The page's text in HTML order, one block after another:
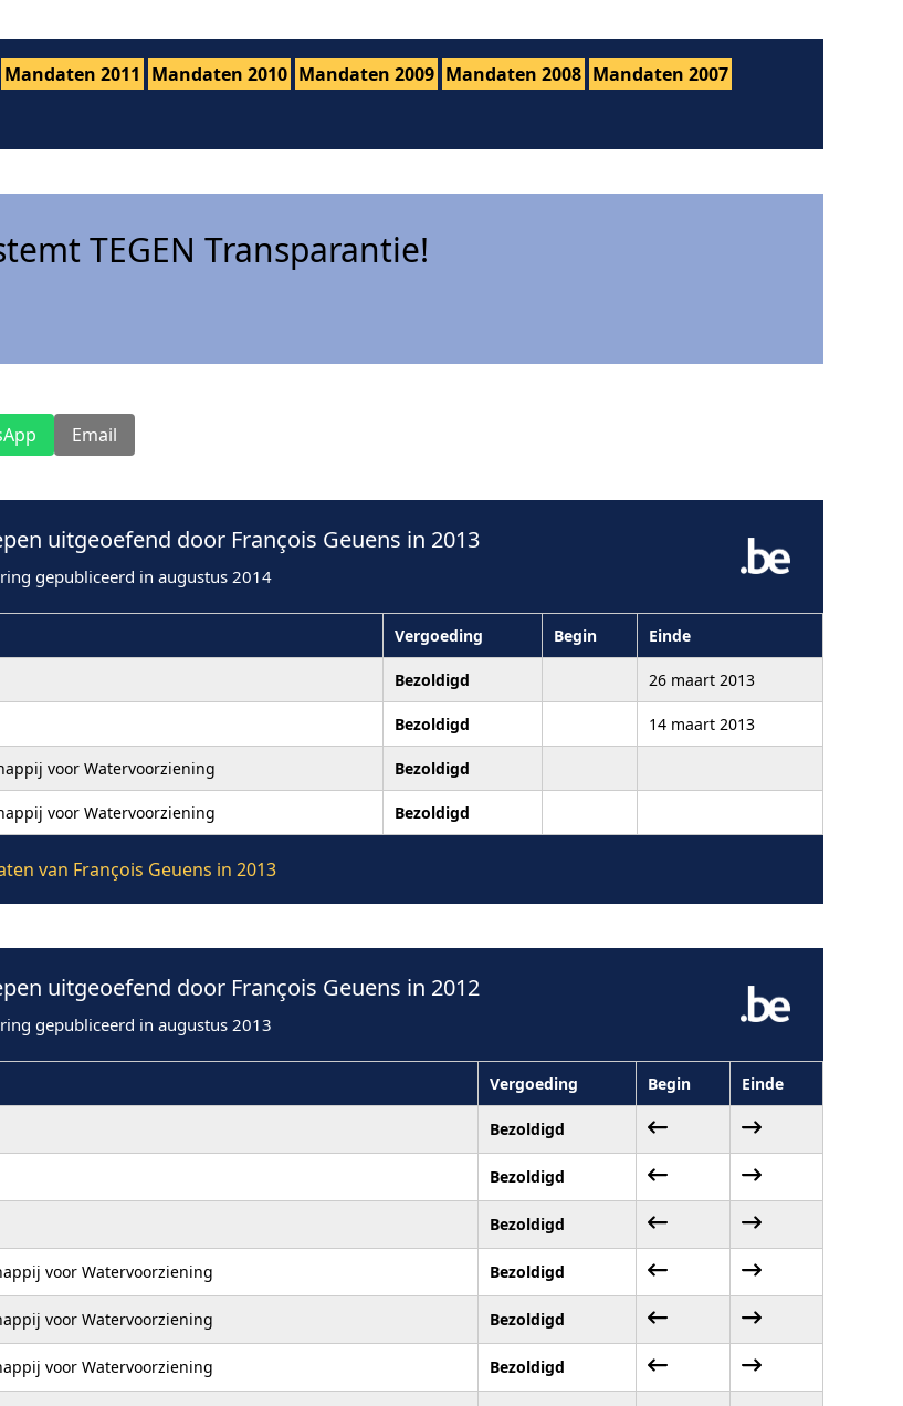
Mandaten 2011 Mandaten 2010 Mandaten 2009 Mandaten 2008 Mandaten 2007
TEGEN Transparantie!
Email
uitgeoefend door François Geuens in 2013
gepubliceerd in augustus 2014
Vergoeding Begin Einde
Bezoldigd 26 maart 2013
Bezoldigd 14 maart 2013
voor Watervoorziening Bezoldigd
voor Watervoorziening Bezoldigd
van François Geuens in 2013
uitgeoefend door François Geuens in 2012
gepubliceerd in augustus 2013
Vergoeding Begin Einde
Bezoldigd
Bezoldigd
Bezoldigd
voor Watervoorziening Bezoldigd
voor Watervoorziening Bezoldigd
voor Watervoorziening Bezoldigd